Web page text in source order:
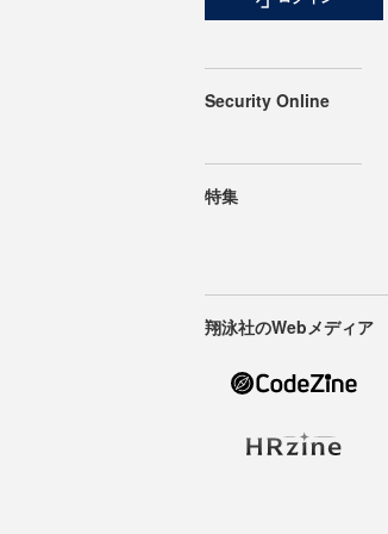
Security Online
特集
翔泳社のWebメディア